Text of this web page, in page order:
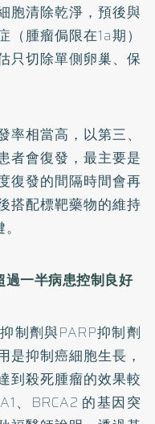
胞清除乾淨，預後與
腫瘤侷限在1a期）
只切除單側卵巢、保
相當高，以第三、
者會復發，最主要是
復發的間隔時間會再
搭配標靶藥物的維持
一半病患控制良好
制劑與PARP抑制劑
是抑制癌細胞生長，
到殺死腫瘤的效果較
、BRCA2 的基因突